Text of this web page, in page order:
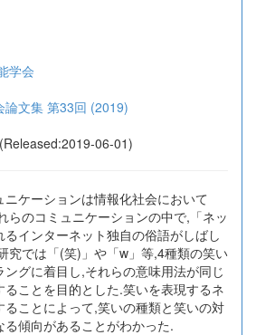
学会
論文集 第33回 (2019)
06-01)
ケーションは情報化社会において
らのコミュニケーションの中で,「ネッ
るインターネット独自の俗語がしばし
究では「(笑)」や「w」等,4種類の笑い
グに着目し,それらの意味用法が同じ
ことを目的とした.笑いを表現するネ
ることによって,笑いの種類と笑いの対
傾向があることがわかった.